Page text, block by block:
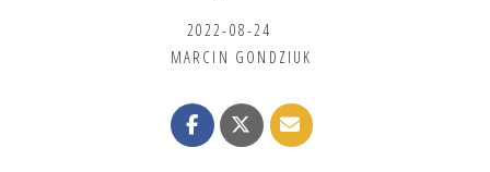
2022-08-24
MARCIN GONDZIUK